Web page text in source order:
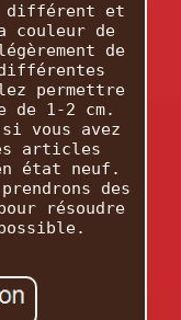
différent et
couleur de
de
permettre
1-2 cm.
vous avez
articles
état neuf.
des
résoudre